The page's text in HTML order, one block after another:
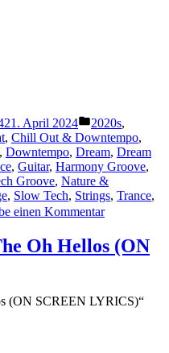
21. April 2024
Veröffentlicht
unter
2020s,
, Chill Out & Downtempo,
, Downtempo, Dream, Dream
, Guitar, Harmony Groove,
Groove, Nature &
, Slow Tech, Strings, Trance,
einen Kommentarzu
Neo
–
Oh Hellos (ON
(ON SCREEN LYRICS)“